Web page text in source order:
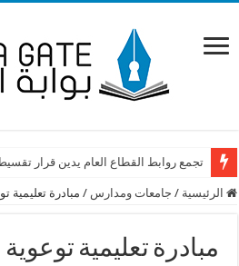
تجمع روابط القطاع العام يدين قرار
الرئيسية / جامعات ومدارس / مبادرة تعليمية
مبادرة تعليمية